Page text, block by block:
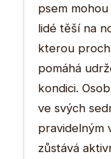
psem
lidé těší na
kterou
pomáhá
kondici.
ve svých
pravidelným
zůstává